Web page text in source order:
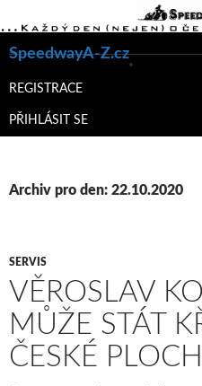
SpeedwayA-Z.cz
K
WEBU
REGISTRACE
PŘIHLÁSIT SE
Archiv pro den: 22.10.2020
SERVIS
VĚROSLAV
MŮŽE STÁT
ČESKÉ